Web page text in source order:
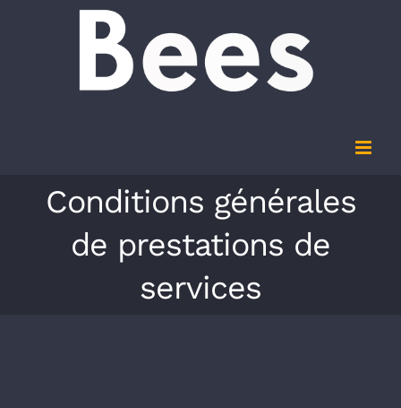
Conditions générales
de prestations de
services